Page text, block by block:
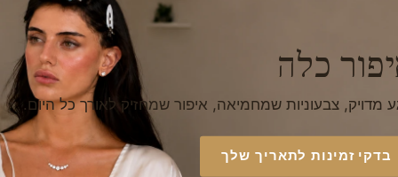
כלה
צבעוניות שמחמיאה, איפור שמחזיק לאורך כל היום.
זמינות לתאריך שלך